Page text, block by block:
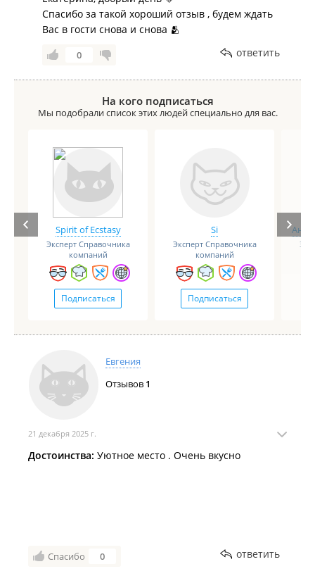
Спасибо за такой хороший отзыв , будем ждать
Вас в гости снова и снова 🫂
0 ответить
На кого подписаться
Мы подобрали список этих людей специально для вас.
Spirit of Ecstasy
Эксперт Справочника
компаний
Подписаться
Si
Эксперт Справочника
компаний
Подписаться
Евгения
Отзывов 1
21 декабря 2025 г.
Достоинства: Уютное место . Очень вкусно
Спасибо 0 ответить